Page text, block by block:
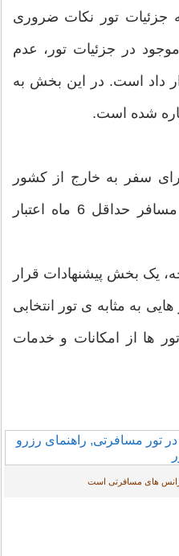
تور نکات ضروری
در جزئیات تور، عدم
داد است. در این بخش به
شده است.
سفر به خارج از کشور
باشد، می بایست پاسپورت مسافر حداقل 6 ماه اعتبار
یک بخش پیشنهادات قرار
به مثابه ی تور انتخابی
ها از امکانات و خدمات
های مسافرتی است